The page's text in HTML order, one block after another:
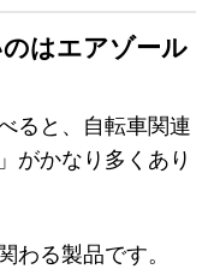
はエアゾール
ると、自転車関連
がかなり多くあり
わる製品です。